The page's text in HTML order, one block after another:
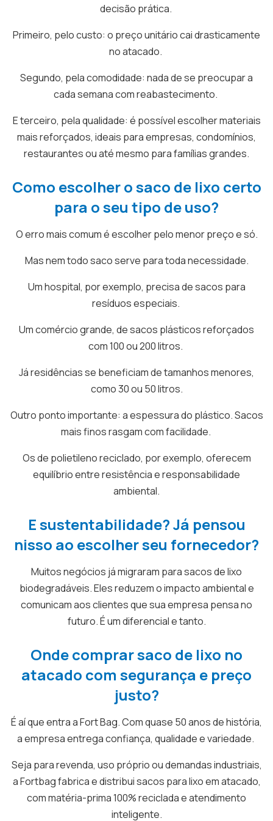
decisão prática.
Primeiro, pelo custo: o preço unitário cai drasticamente
no atacado.
Segundo, pela comodidade: nada de se preocupar a
cada semana com reabastecimento.
E terceiro, pela qualidade: é possível escolher materiais
mais reforçados, ideais para empresas, condomínios,
restaurantes ou até mesmo para famílias grandes.
Como escolher o saco de lixo certo
para o seu tipo de uso?
O erro mais comum é escolher pelo menor preço e só.
Mas nem todo saco serve para toda necessidade.
Um hospital, por exemplo, precisa de sacos para
resíduos especiais.
Um comércio grande, de sacos plásticos reforçados
com 100 ou 200 litros.
Já residências se beneficiam de tamanhos menores,
como 30 ou 50 litros.
Outro ponto importante: a espessura do plástico. Sacos
mais finos rasgam com facilidade.
Os de polietileno reciclado, por exemplo, oferecem
equilíbrio entre resistência e responsabilidade
ambiental.
E sustentabilidade? Já pensou
nisso ao escolher seu fornecedor?
Muitos negócios já migraram para sacos de lixo
biodegradáveis. Eles reduzem o impacto ambiental e
comunicam aos clientes que sua empresa pensa no
futuro. É um diferencial e tanto.
Onde comprar saco de lixo no
atacado com segurança e preço
justo?
É aí que entra a Fort Bag. Com quase 50 anos de história,
a empresa entrega confiança, qualidade e variedade.
Seja para revenda, uso próprio ou demandas industriais,
a Fortbag fabrica e distribui sacos para lixo em atacado,
com matéria-prima 100% reciclada e atendimento
inteligente.